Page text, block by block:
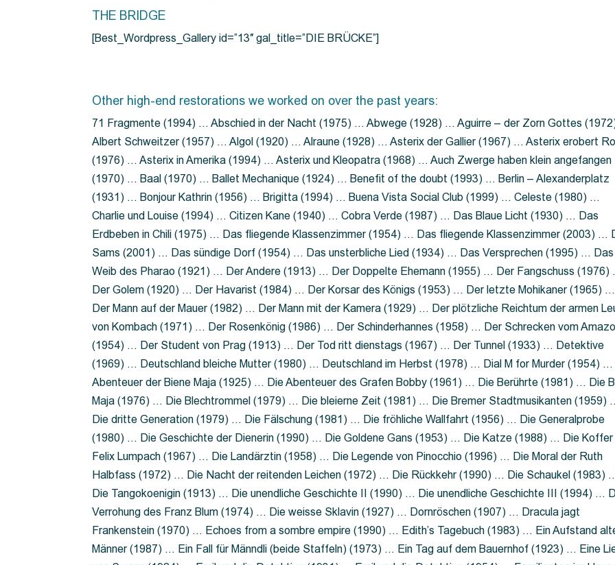
THE BRIDGE
[Best_Wordpress_Gallery id=”13″ gal_title=”DIE BRÜCKE”]
Other high-end restorations we worked on over the past years:
71 Fragmente (1994) … Abschied in der Nacht (1975) … Abwege (1928) … Aguirre – der Zorn Gottes
Albert Schweitzer (1957) … Algol (1920) … Alraune (1928) … Asterix der Gallier (1967) … Asterix erobert
(1976) … Asterix in Amerika (1994) … Asterix und Kleopatra (1968) … Auch Zwerge haben klein angefangen
(1970) … Baal (1970) … Ballet Mechanique (1924) … Benefit of the doubt (1993) … Berlin – Alexanderplatz
(1931) … Bonjour Kathrin (1956) … Brigitta (1994) … Buena Vista Social Club (1999) … Celeste (1980) …
Charlie und Louise (1994) … Citizen Kane (1940) … Cobra Verde (1987) … Das Blaue Licht (1930) … Das
Erdbeben in Chili (1975) … Das fliegende Klassenzimmer (1954) … Das fliegende Klassenzimmer (2003) …
Sams (2001) … Das sündige Dorf (1954) … Das unsterbliche Lied (1934) … Das Versprechen (1995) … Das
Weib des Pharao (1921) … Der Andere (1913) … Der Doppelte Ehemann (1955) … Der Fangschuss (1976)
Der Golem (1920) … Der Havarist (1984) … Der Korsar des Königs (1953) … Der letzte Mohikaner (1965) …
Der Mann auf der Mauer (1982) … Der Mann mit der Kamera (1929) … Der plötzliche Reichtum der armen
von Kombach (1971) … Der Rosenkönig (1986) … Der Schinderhannes (1958) … Der Schrecken vom
(1954) … Der Student von Prag (1913) … Der Tod ritt dienstags (1967) … Der Tunnel (1933) … Detektive
(1969) … Deutschland bleiche Mutter (1980) … Deutschland im Herbst (1978) … Dial M for Murder (1954) …
Abenteuer der Biene Maja (1925) … Die Abenteuer des Grafen Bobby (1961) … Die Berührte (1981) … Die
Maja (1976) … Die Blechtrommel (1979) … Die bleierne Zeit (1981) … Die Bremer Stadtmusikanten (1959)
Die dritte Generation (1979) … Die Fälschung (1981) … Die fröhliche Wallfahrt (1956) … Die Generalprobe
(1980) … Die Geschichte der Dienerin (1990) … Die Goldene Gans (1953) … Die Katze (1988) … Die Koffer
Felix Lumpach (1967) … Die Landärztin (1958) … Die Legende von Pinocchio (1996) … Die Moral der Ruth
Halbfass (1972) … Die Nacht der reitenden Leichen (1972) … Die Rückkehr (1990) … Die Schaukel (1983)
Die Tangokoenigin (1913) … Die unendliche Geschichte II (1990) … Die unendliche Geschichte III (1994) …
Verrohung des Franz Blum (1974) … Die weisse Sklavin (1927) … Dornröschen (1907) … Dracula jagt
Frankenstein (1970) … Echoes from a sombre empire (1990) … Edith’s Tagebuch (1983) … Ein Aufstand
Männer (1987) … Ein Fall für Männdli (beide Staffeln) (1973) … Ein Tag auf dem Bauernhof (1923) … Eine